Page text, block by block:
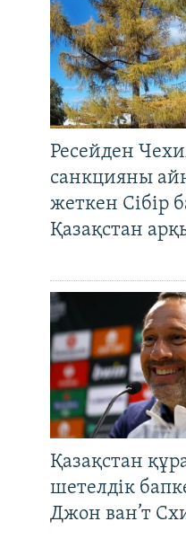
Ресейден
санкцияны
жеткен Сібір
Қазақстан
Қазақстан
шетелдік
Джон ван’т